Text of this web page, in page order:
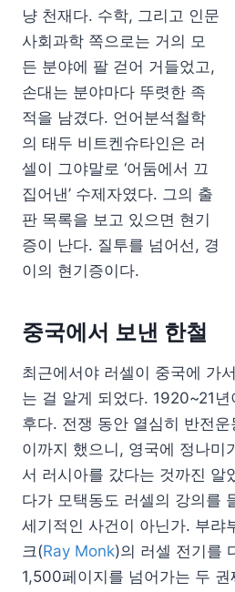
냥 천재다. 수학, 그리고 인문
사회과학 쪽으로는 거의 모
든 분야에 팔 걷어 거들었고,
손대는 분야마다 뚜렷한 족
적을 남겼다. 언어분석철학
의 태두 비트켄슈타인은 러
셀이 그야말로 ‘어둠에서 끄
집어낸’ 수제자였다. 그의 출
판 목록을 보고 있으면 현기
증이 난다. 질투를 넘어선, 경
이의 현기증이다.
중국에서 보낸 한철
최근에서야 러셀이 중국에 가
는 걸 알게 되었다. 1920~21
후다. 전쟁 동안 열심히 반전
이까지 했으니, 영국에 정나미
서 러시아를 갔다는 것까진 알
다가 모택동도 러셀의 강의를
세기적인 사건이 아닌가. 부랴
크(Ray Monk)의 러셀 전기를
1,500페이지를 넘어가는 두